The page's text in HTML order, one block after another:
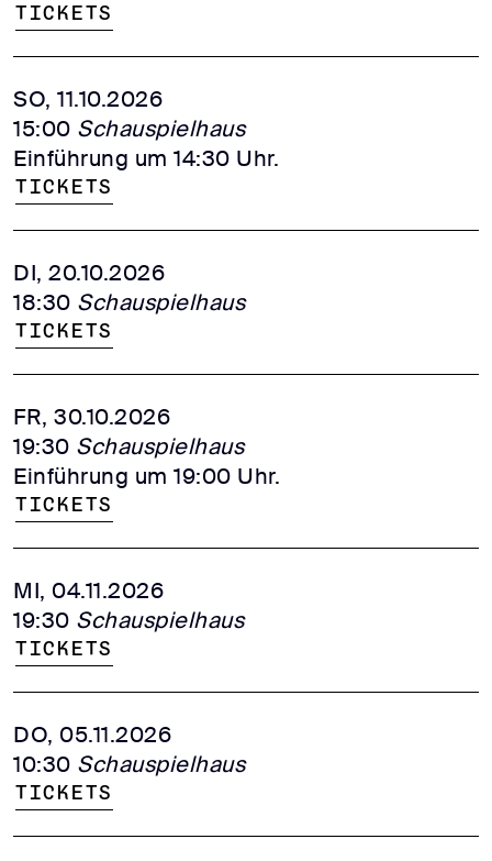
Tickets
SO, 11.10.2026
15:00 Schauspielhaus
Einführung um 14:30 Uhr.
Tickets
DI, 20.10.2026
18:30 Schauspielhaus
Tickets
FR, 30.10.2026
19:30 Schauspielhaus
Einführung um 19:00 Uhr.
Tickets
MI, 04.11.2026
19:30 Schauspielhaus
Tickets
DO, 05.11.2026
10:30 Schauspielhaus
Tickets